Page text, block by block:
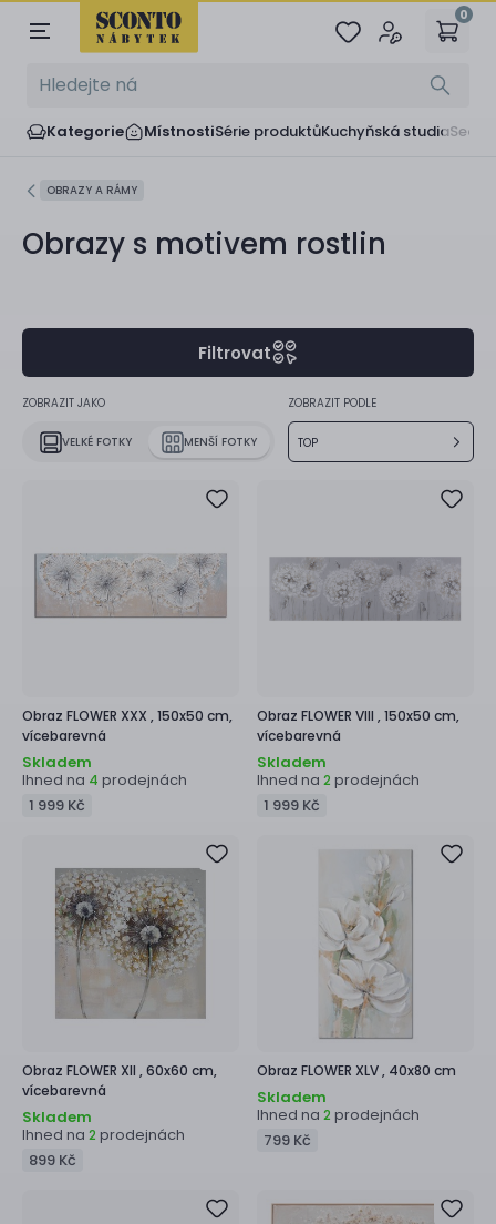
0
Kategorie MístnostiSérie produktůKuchyňská studia
OBRAZY A RÁMY
Obrazy s motivem rostlin
Filtrovat
ZOBRAZIT JAKO
VELKÉ FOTKY MENŠÍ FOTKY
ZOBRAZIT PODLE
TOP
Obraz FLOWER XXX ,150x50 cm,
vícebarevná
Skladem
Ihned na 4 prodejnách
1 999 Kč
Obraz FLOWER VIII ,150x50 cm,
vícebarevná
Skladem
Ihned na 2 prodejnách
1 999 Kč
Obraz FLOWER XII ,60x60 cm,
vícebarevná
Skladem
Ihned na 2 prodejnách
899 Kč
Obraz FLOWER XLV , 40x80 cm
Skladem
Ihned na 2 prodejnách
799 Kč